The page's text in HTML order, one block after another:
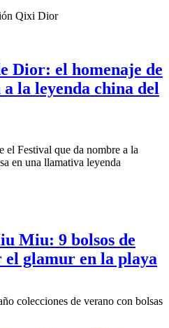
Dior: el homenaje de
la leyenda china del
Festival que da nombre a la
en una llamativa leyenda
Miu: 9 bolsos de
glamur en la playa
colecciones de verano con bolsas